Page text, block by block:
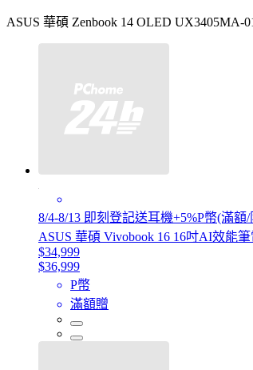
ASUS 華碩 Zenbook 14 OLED UX3405MA-
8/4-8/13 即刻登記送耳機+5%P幣(滿額
ASUS 華碩 Vivobook 16 16吋AI效能
$34,999
$36,999
P幣
滿額贈